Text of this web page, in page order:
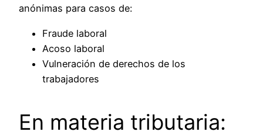
anónimas para casos de:
Fraude laboral
Acoso laboral
Vulneración de derechos de los
trabajadores
En materia tributaria: